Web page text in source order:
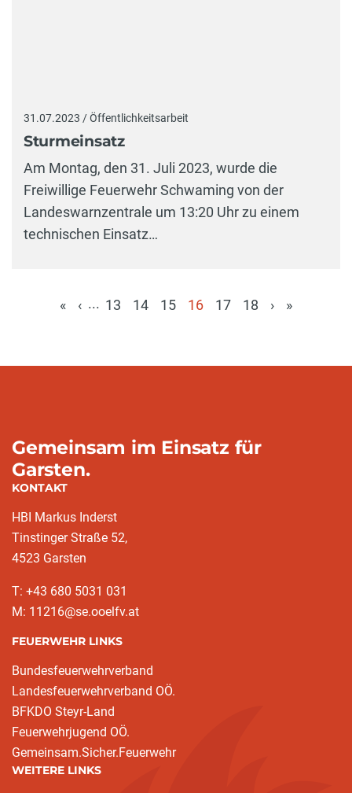
31.07.2023 / Öffentlichkeitsarbeit
Sturmeinsatz
Am Montag, den 31. Juli 2023, wurde die
Freiwillige Feuerwehr Schwaming von der
Landeswarnzentrale um 13:20 Uhr zu einem
technischen Einsatz…
« ‹ ... 13 14 15
16
17 18 › »
Gemeinsam im Einsatz für
Garsten.
KONTAKT
HBI Markus Inderst
Tinstinger Straße 52,
4523 Garsten
T: +43 680 5031 031
M: 11216@se.ooelfv.at
FEUERWEHR LINKS
Bundesfeuerwehrverband
Landesfeuerwehrverband OÖ.
BFKDO Steyr-Land
Feuerwehrjugend OÖ.
Gemeinsam.Sicher.Feuerwehr
WEITERE LINKS